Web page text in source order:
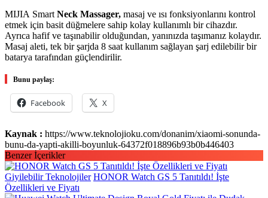
MIJIA Smart Neck Massager, masaj ve ısı fonksiyonlarını kontrol
etmek için basit düğmelere sahip kolay kullanımlı bir cihazdır.
Ayrıca hafif ve taşınabilir olduğundan, yanınızda taşımanız kolaydır.
Masaj aleti, tek bir şarjda 8 saat kullanım sağlayan şarj edilebilir bir
batarya tarafından güçlendirilir.
Bunu paylaş:
Facebook X
Kaynak : https://www.teknolojioku.com/donanim/xiaomi-sonunda-
bunu-da-yapti-akilli-boyunluk-64372f018896b93b0b446403
Benzer İçerikler
Giyilebilir Teknolojiler HONOR Watch GS 5 Tanıtıldı! İşte
Özellikleri ve Fiyatı